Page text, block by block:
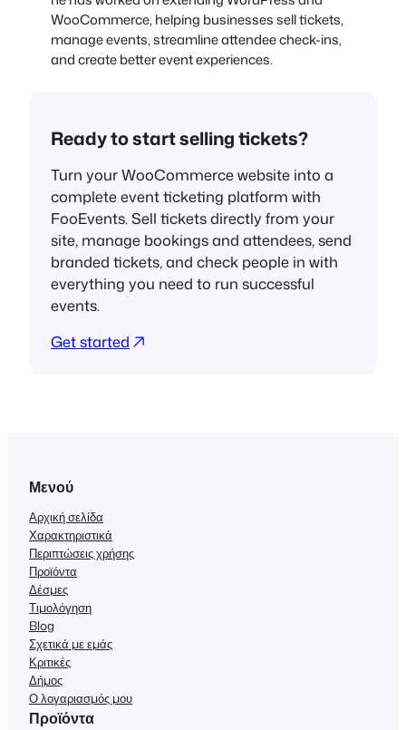
WooCommerce, helping businesses sell tickets,
manage events, streamline attendee check-ins,
and create better event experiences.
Ready to start selling tickets?
Turn your WooCommerce website into a
complete event ticketing platform with
FooEvents. Sell tickets directly from your
site, manage bookings and attendees, send
branded tickets, and check people in with
everything you need to run successful
events.
Get started
Μενού
Αρχική σελίδα
Χαρακτηριστικά
Περιπτώσεις χρήσης
Προϊόντα
Δέσμες
Τιμολόγηση
Blog
Σχετικά με εμάς
Κριτικές
Δήμος
Ο λογαριασμός μου
Προϊόντα